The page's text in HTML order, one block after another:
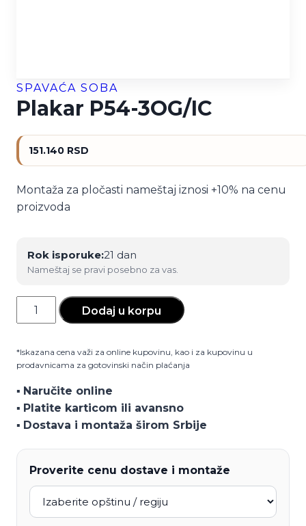
SPAVAĆA SOBA
Plakar P54-3OG/IC
151.140 RSD
Montaža za pločasti nameštaj iznosi +10% na cenu
proizvoda
Rok isporuke:21 dan
Nameštaj se pravi posebno za vas.
Plakar
P54-
količina
Dodaj u korpu
*Iskazana cena važi za online kupovinu, kao i za kupovinu u
prodavnicama za gotovinski način plaćanja
▪️ Naručite online
▪️ Platite karticom ili avansno
▪️ Dostava i montaža širom Srbije
Proverite cenu dostave i montaže